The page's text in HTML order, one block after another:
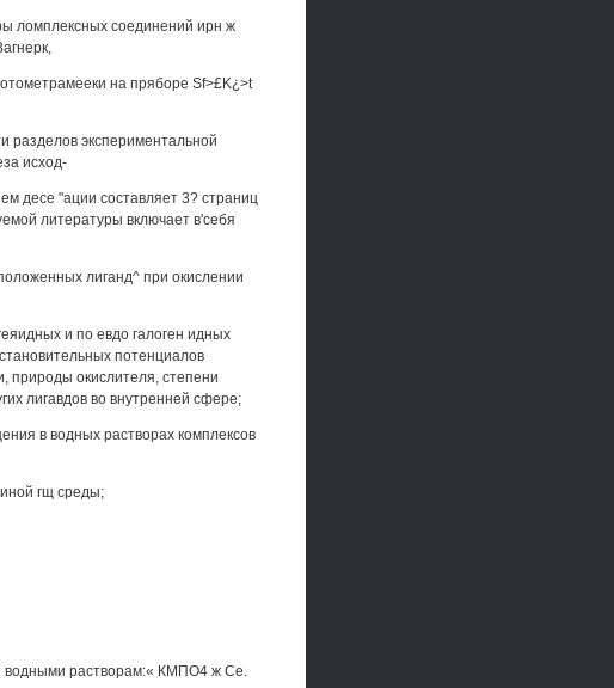
ломплексных соединений ирн ж
на пряборе Sf>£K¿>t
разделов экспериментальной
исход-
десе "ации составляет 3? страниц
литературы включает в'себя
лиганд^ при окислении
и по евдо галоген идных
потенциалов
природы окислителя, степени
лигавдов во внутренней сфере;
в водных растворах комплексов
гщ среды;
водными растворам:« КМПО4 ж Се.